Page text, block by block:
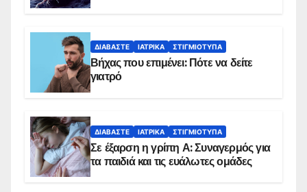
ΔΙΑΒΆΣΤΕ ΙΑΤΡΙΚΆ ΣΤΙΓΜΙΌΤΥΠΑ
Βήχας που επιμένει: Πότε να δείτε
γιατρό
ΔΙΑΒΆΣΤΕ ΙΑΤΡΙΚΆ ΣΤΙΓΜΙΌΤΥΠΑ
Σε έξαρση η γρίπη Α: Συναγερμός για
τα παιδιά και τις ευάλωτες ομάδες